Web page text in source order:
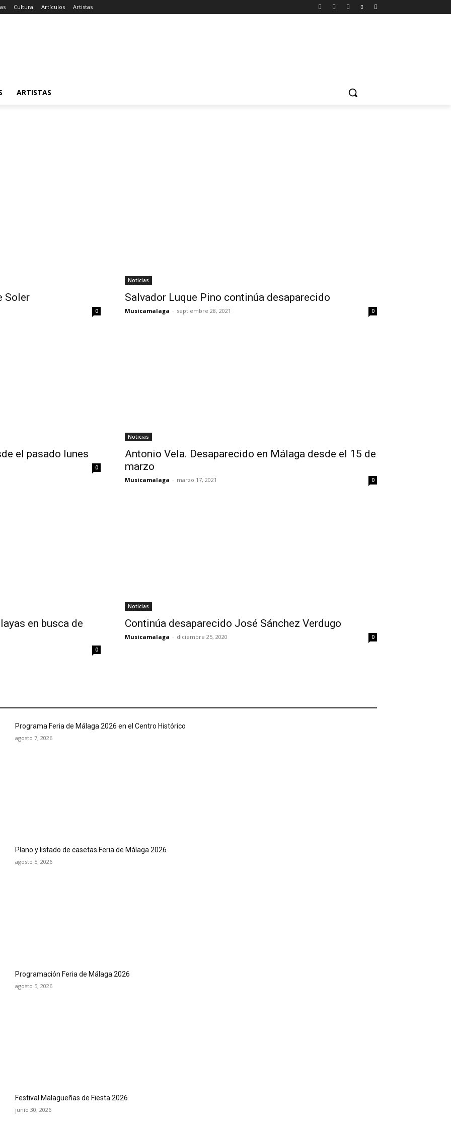
Cultura Artículos Artistas
ARTISTAS
Soler
0
Noticias
Salvador Luque Pino continúa desaparecido
Musicamalaga - septiembre 28, 2021 0
el pasado lunes
0
Noticias
Antonio Vela. Desaparecido en Málaga desde el 15 de
marzo
Musicamalaga - marzo 17, 2021 0
en busca de
0
Noticias
Continúa desaparecido José Sánchez Verdugo
Musicamalaga - diciembre 25, 2020 0
Programa Feria de Málaga 2026 en el Centro Histórico
agosto 7, 2026
Plano y listado de casetas Feria de Málaga 2026
agosto 5, 2026
Programación Feria de Málaga 2026
agosto 5, 2026
Festival Malagueñas de Fiesta 2026
junio 30, 2026